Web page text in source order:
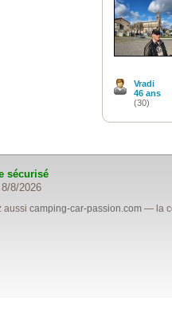
Vradi
46 ans
(30)
sécurisé
8/2026
aussicamping-car-passion.com — la